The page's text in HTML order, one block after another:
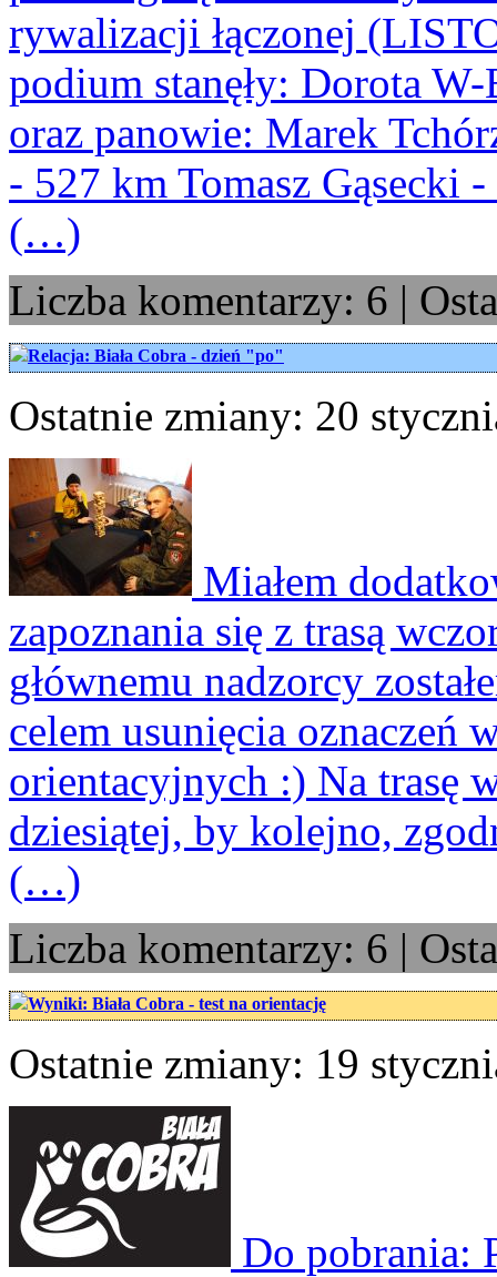
rywalizacji łączonej
podium stanęły: Dorota
oraz panowie: Marek
- 527 km Tomasz Gąsecki
(…)
Liczba komentarzy: 6 |
Relacja: Biała Cobra - dzień "po"
Ostatnie zmiany: 20
Miałem
zapoznania się z trasą
głównemu nadzorcy
celem usunięcia oznaczeń
orientacyjnych :) Na trasę
dziesiątej, by kolejno,
(…)
Liczba komentarzy: 6 |
Wyniki: Biała Cobra - test na orientację
Ostatnie zmiany: 19
Do